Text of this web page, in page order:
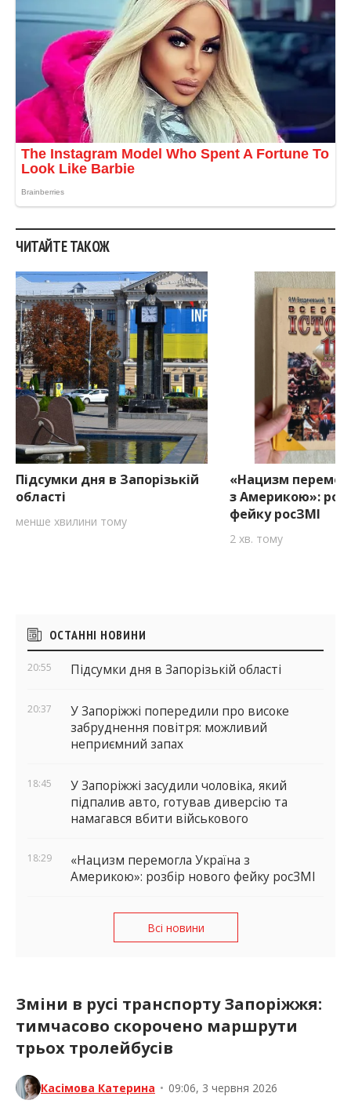
ЧИТАЙТЕ ТАКОЖ
Підсумки дня в Запорізькій
області
менше хвилини тому
«Нацизм
з Америкою»:
фейку росЗМІ
2 хв. тому
Бічні
віджети
ОСТАННІ НОВИНИ
20:55 Підсумки дня в Запорізькій області
20:37
У Запоріжжі попередили про високе
забруднення повітря: можливий
неприємний запах
18:45
У Запоріжжі засудили чоловіка, який
підпалив авто, готував диверсію та
намагався вбити військового
18:29
«Нацизм перемогла Україна з
Америкою»: розбір нового фейку росЗМІ
Всі новини
Зміни в русі транспорту Запоріжжя:
тимчасово скорочено маршрути
трьох тролейбусів
Касімова Катерина • 09:06, 3 червня 2026